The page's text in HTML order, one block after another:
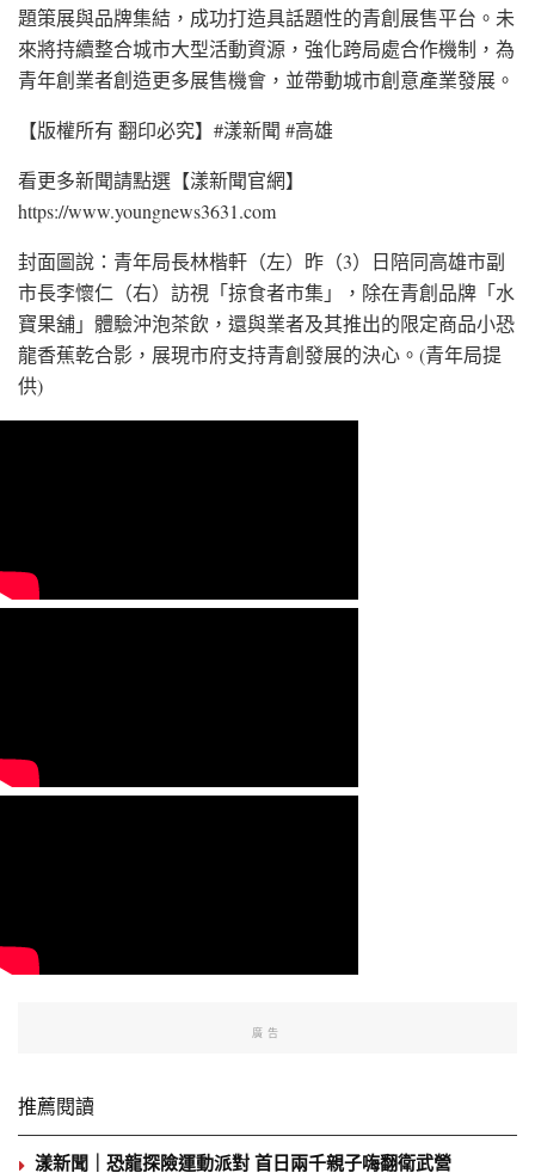
題策展與品牌集結，成功打造具話題性的青創展售平台。未
來將持續整合城市大型活動資源，強化跨局處合作機制，為
青年創業者創造更多展售機會，並帶動城市創意產業發展。
【版權所有 翻印必究】#漾新聞 #高雄
看更多新聞請點選【漾新聞官網】
https://www.youngnews3631.com⁠
封面圖說：青年局長林楷軒（左）昨（3）日陪同高雄市副
市長李懷仁（右）訪視「掠食者市集」，除在青創品牌「水
寶果舖」體驗沖泡茶飲，還與業者及其推出的限定商品小恐
龍香蕉乾合影，展現市府支持青創發展的決心。(青年局提
供)
廣告
推薦閱讀
漾新聞｜恐龍探險運動派對 首日兩千親子嗨翻衛武營